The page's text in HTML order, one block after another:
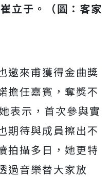
立于。（圖：客家
邀來甫獲得金曲獎
擔任嘉賓，奪獎不
表示，首次參與實
期待與成員擦出不
拍攝多日，她更特
過音樂替大家放